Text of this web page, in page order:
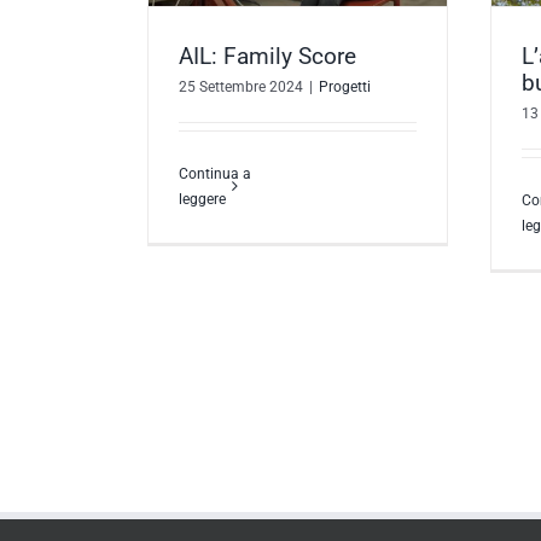
AIL: Family Score
25 Settembre 2024 | Progetti
Continua a
leggere